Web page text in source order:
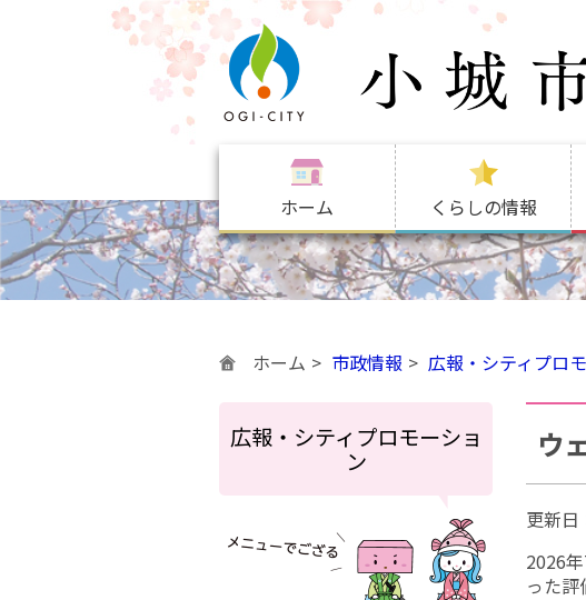
ホーム くらしの情報
ホーム 市政情報 広報・シティプロ
ウ
更新日
2026
った評
広報・シティプロモーショ
ン